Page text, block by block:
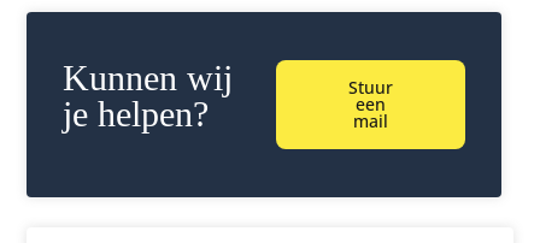
Kunnen wij
je helpen?
Stuur
een
mail